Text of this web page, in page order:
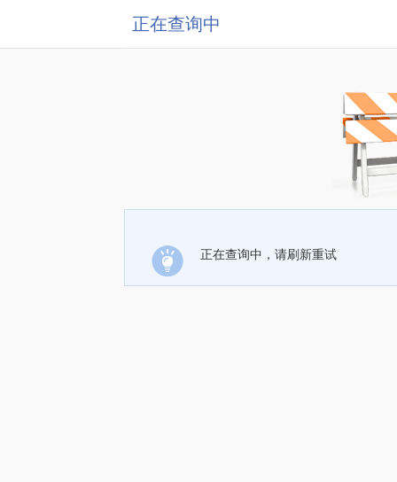
正在查询中
正在查询中，请刷新重试